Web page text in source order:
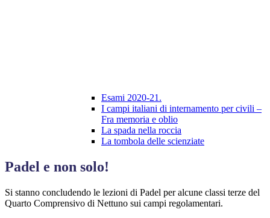
Esami 2020-21.
I campi italiani di internamento per civili –
Fra memoria e oblio
La spada nella roccia
La tombola delle scienziate
Padel e non solo!
Si stanno concludendo le lezioni di Padel per alcune classi terze del
Quarto Comprensivo di Nettuno sui campi regolamentari.